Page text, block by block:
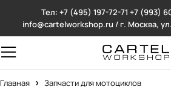
Тел: +7 (495) 197-72-71 +7 (993)
info@cartelworkshop.ru / г. Москва,
Главная Запчасти для мотоциклов